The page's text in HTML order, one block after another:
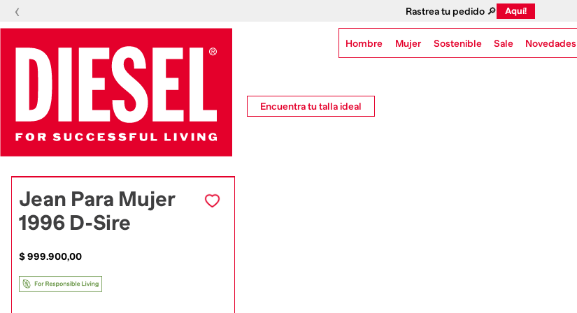
‹ Rastrea tu pedido 🔎 Aquí!
Hombre Mujer Sostenible Sale Novedades
Encuentra tu talla ideal
Jean Para Mujer
1996 D-Sire
$999.900,00